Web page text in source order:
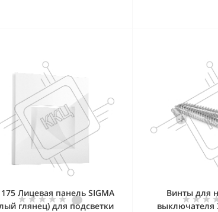
Лицевая панель SIGMA
глянец) для подсветки
Винты для
выключателя